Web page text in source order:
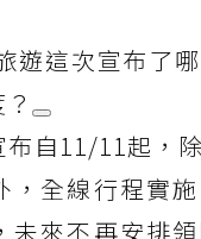
遊這次宣布了
布自11/11起，
，全線行程實
未來不再安排